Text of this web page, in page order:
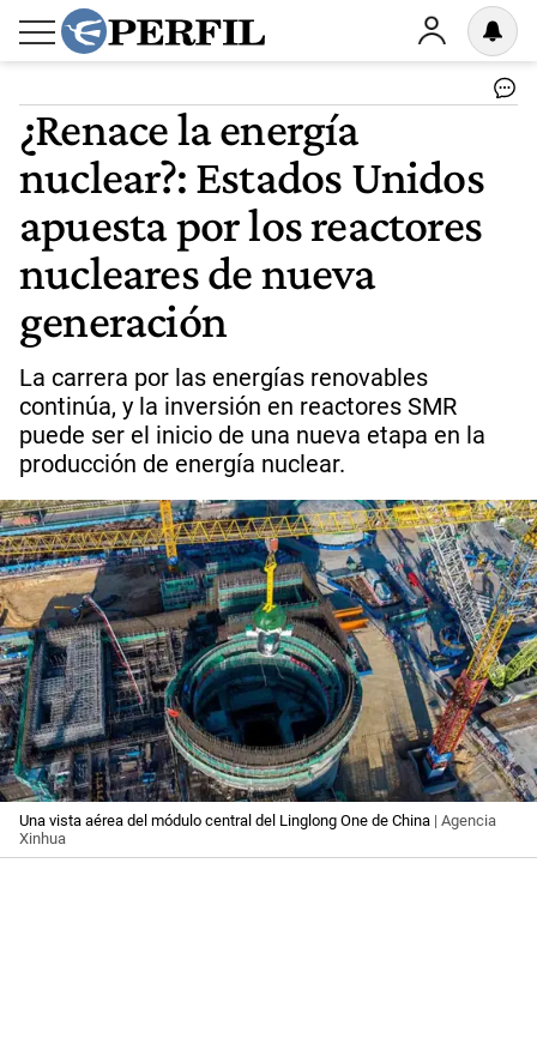
¿Renace la energía
nuclear?: Estados Unidos
apuesta por los reactores
nucleares de nueva
generación
La carrera por las energías renovables
continúa, y la inversión en reactores SMR
puede ser el inicio de una nueva etapa en la
producción de energía nuclear.
Una vista aérea del módulo central del Linglong One de China | Agencia
Xinhua